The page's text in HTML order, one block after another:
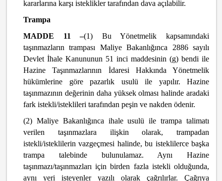
kararlarına karşı isteklikler tarafından dava açılabilir.
Trampa
MADDE 11 –(1) Bu Yönetmelik kapsamındaki
taşınmazların trampası Maliye Bakanlığınca 2886 sayılı
Devlet İhale Kanununun 51 inci maddesinin (g) bendi ile
Hazine Taşınmazlarının İdaresi Hakkında Yönetmelik
hükümlerine göre pazarlık usulü ile yapılır. Hazine
taşınmazının değerinin daha yüksek olması halinde aradaki
fark istekli/isteklileri tarafından peşin ve nakden ödenir.
(2) Maliye Bakanlığınca ihale usulü ile trampa talimatı
verilen taşınmazlara ilişkin olarak, trampadan
istekli/isteklilerin vazgeçmesi halinde, bu isteklilerce başka
trampa talebinde bulunulamaz. Aynı Hazine
taşınmazı/taşınmazları için birden fazla istekli olduğunda,
aynı yeri isteyenler yazılı olarak çağrılırlar. Çağrıya